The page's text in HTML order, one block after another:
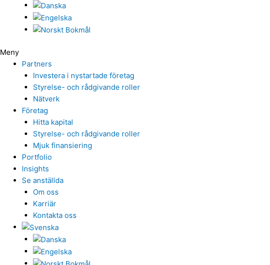
Meny
Partners
Investera i nystartade företag
Styrelse- och rådgivande roller
Nätverk
Företag
Hitta kapital
Styrelse- och rådgivande roller
Mjuk finansiering
Portfolio
Insights
Se anställda
Om oss
Karriär
Kontakta oss